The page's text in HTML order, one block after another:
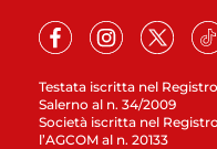
Testata iscritta nel
Salerno al n. 34/2009
Società iscritta nel
l’AGCOM al n. 20133